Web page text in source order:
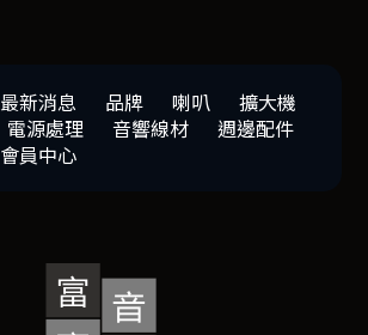
最新消息 品牌 喇叭
擴大機
電源處理 音響線材
週邊配件
會員中心